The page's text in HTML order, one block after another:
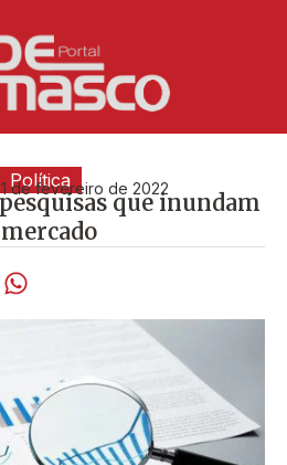
Política
de fevereiro de 2022
que inundam